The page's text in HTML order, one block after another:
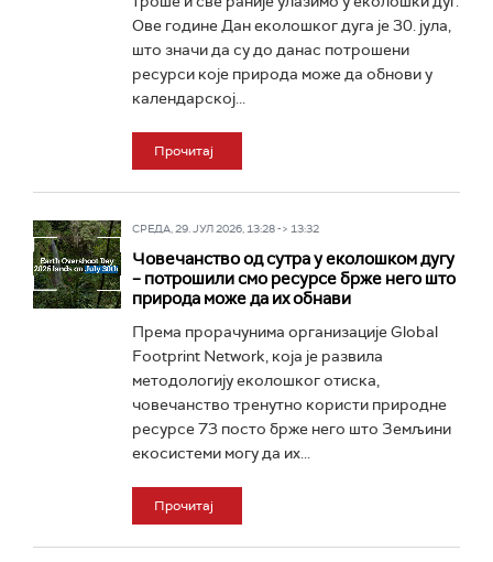
Ове године Дан еколошког дуга је 30. јула,
што значи да су до данас потрошени
ресурси које природа може да обнови у
календарској...
Прочитај
СРЕДА, 29. ЈУЛ 2026, 13:28 -> 13:32
Човечанство од сутра у еколошком дугу
– потрошили смо ресурсе брже него што
природа може да их обнави
Према прорачунима организације Global
Footprint Network, која је развила
методологију еколошког отиска,
човечанство тренутно користи природне
ресурсе 73 посто брже него што Земљини
екосистеми могу да их...
Прочитај